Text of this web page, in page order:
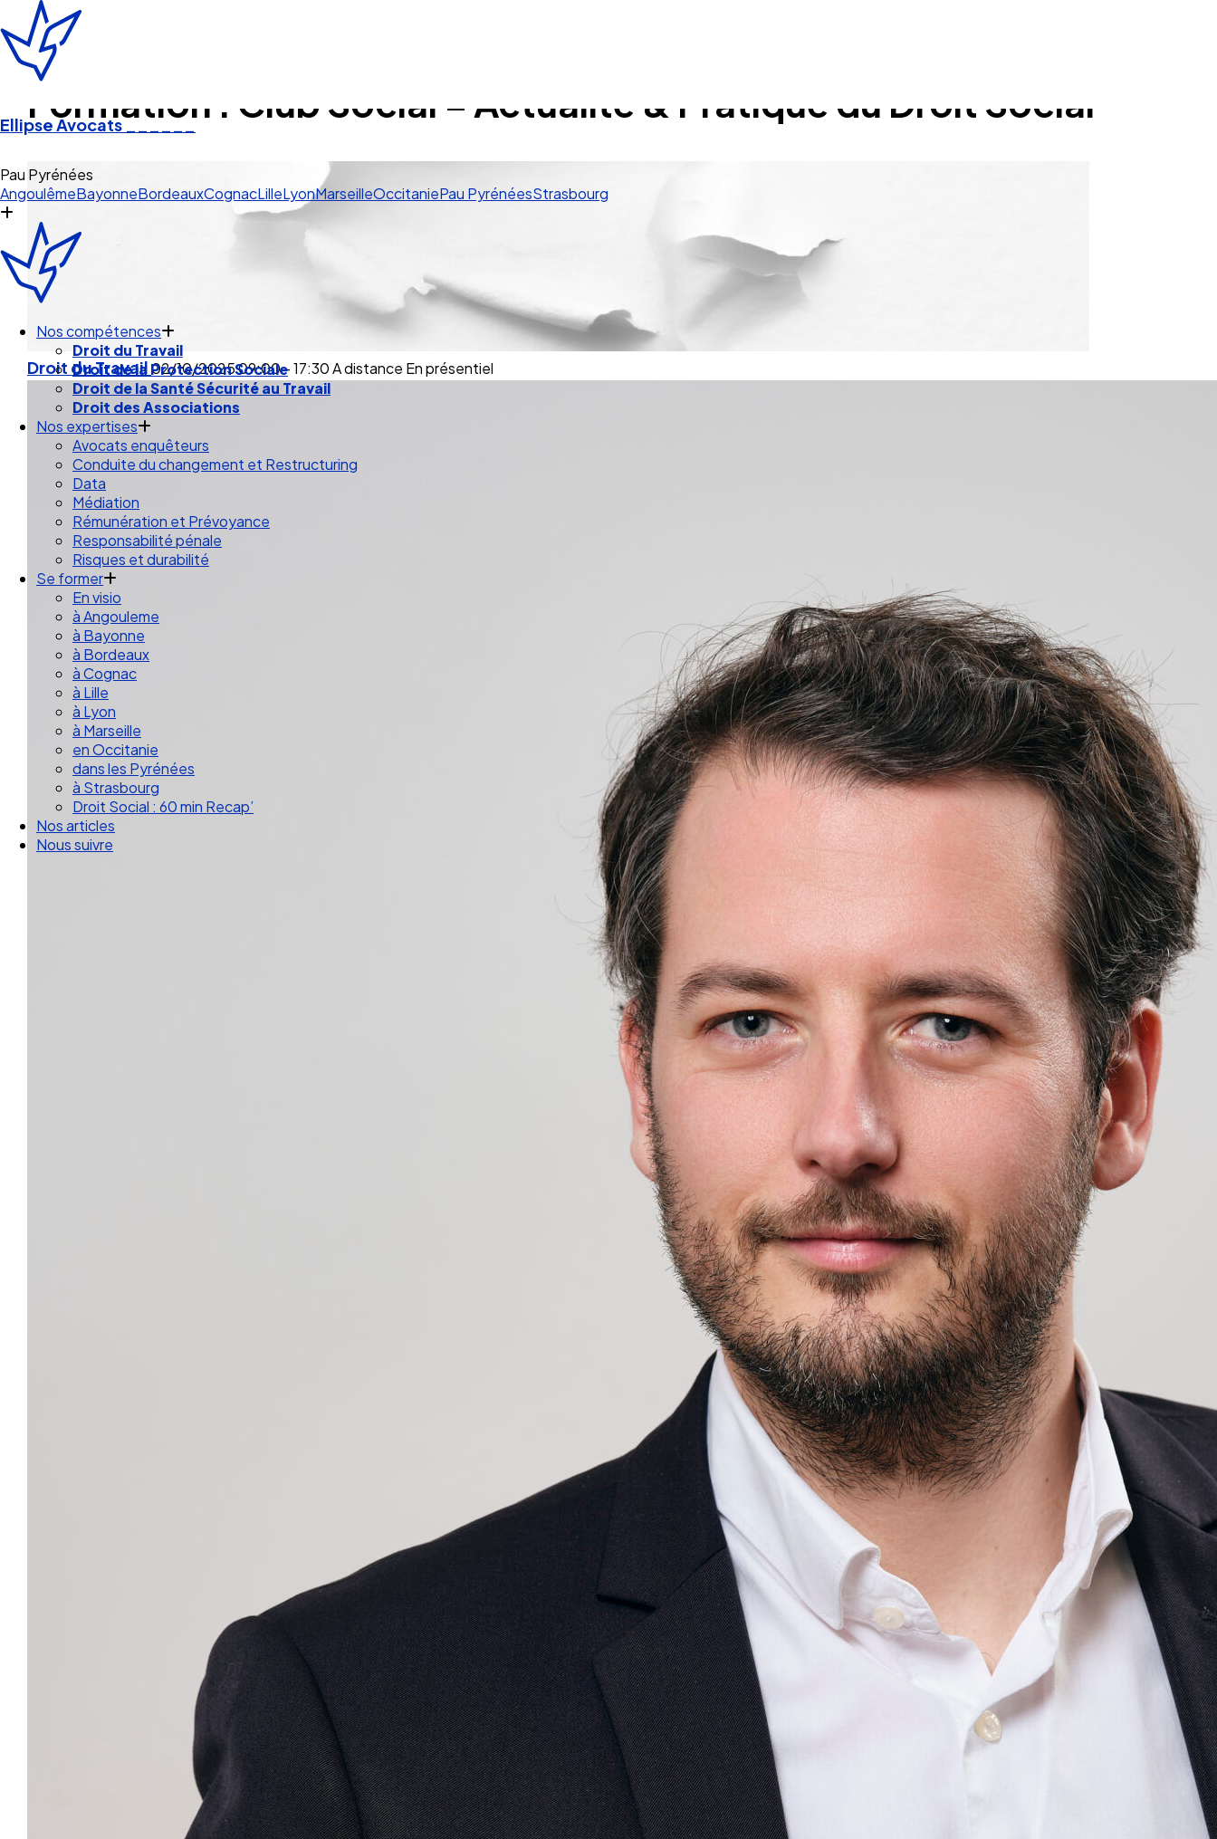
Ellipse Avocats______
Bordea
AngoulêmeBayonneBordeauxCognacLilleLyonMarseilleOccitaniePau PyrénéesStrasbourg
Nos compétences
Droit du Travail
Droit de la Protection Sociale
Droit de la Santé Sécurité au Travail
Droit des Associations
Nos expertises
Avocats enquêteurs
Conduite du changement et Restructuring
Data
Médiation
Rémunération et Prévoyance
Responsabilité pénale
Risques et durabilité
Se former
En visio
à Angouleme
à Bayonne
à Bordeaux
à Cognac
à Lille
à Lyon
à Marseille
en Occitanie
dans les Pyrénées
à Strasbourg
Droit Social : 60 min Recap’
Nos articles
Nous suivre
Formation : Club Social – Actualité & Pratique du Droit Social
Droit du Travail02/10/202509:00 - 17:30A distance En présentiel